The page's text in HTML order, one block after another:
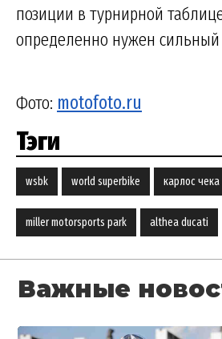
позиции в турнирной
определенно нужен сильный
Фото: motofoto.ru
Тэги
wsbk world superbike карлос чека
miller motorsports park althea ducati
Важные